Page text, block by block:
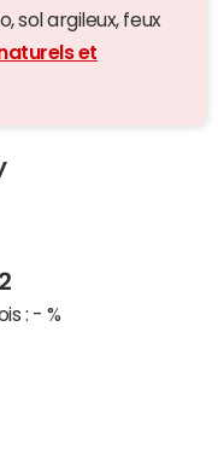
sol argileux, feux
et
: - %